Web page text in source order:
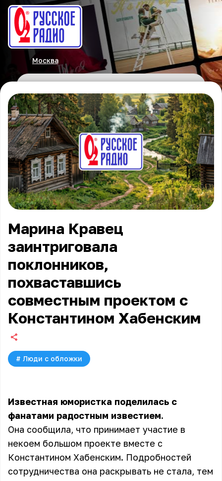
Москва
Марина Кравец
заинтриговала
поклонников,
похваставшись
совместным проектом с
Константином Хабенским
# Люди с обложки
Известная юмористка поделилась с
фанатами радостным известием.
Она сообщила, что принимает участие в
некоем большом проекте вместе с
Константином Хабенским. Подробностей
сотрудничества она раскрывать не стала, тем